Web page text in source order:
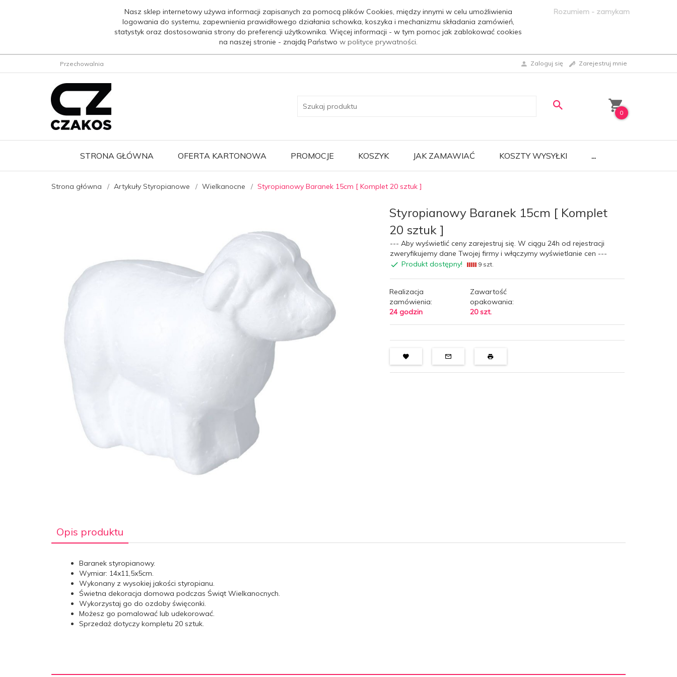
Nasz sklep internetowy używa informacji zapisanych za pomocą plików Cookies, między innymi w celu umożliwienia
logowania do systemu, zapewnienia prawidłowego działania schowka, koszyka i mechanizmu składania zamówień,
statystyk oraz dostosowania strony do preferencji użytkownika. Więcej informacji - w tym pomoc jak zablokować cookies
na naszej stronie - znajdą Państwo w polityce prywatności.
Rozumiem - zamykam
Przechowalnia Zaloguj się Zarejestruj mnie
0
STRONA GŁÓWNA OFERTA KARTONOWA PROMOCJE KOSZYK JAK ZAMAWIAĆ KOSZTY WYSYŁKI ...
Strona główna Artykuły Styropianowe Wielkanocne Styropianowy Baranek 15cm [ Komplet 20 sztuk ]
Styropianowy Baranek 15cm [ Komplet
20 sztuk ]
--- Aby wyświetlić ceny zarejestruj się. W ciągu 24h od rejestracji
zweryfikujemy dane Twojej firmy i włączymy wyświetlanie cen ---
Produkt dostępny!
9 szt.
Realizacja
zamówienia:
24 godzin
Zawartość
opakowania:
20 szt.
Opis produktu
Baranek styropianowy.
Wymiar: 14x11,5x5cm.
Wykonany z wysokiej jakości styropianu.
Świetna dekoracja domowa podczas Świąt Wielkanocnych.
Wykorzystaj go do ozdoby święconki.
Możesz go pomalować lub udekorować.
Sprzedaż dotyczy kompletu 20 sztuk.